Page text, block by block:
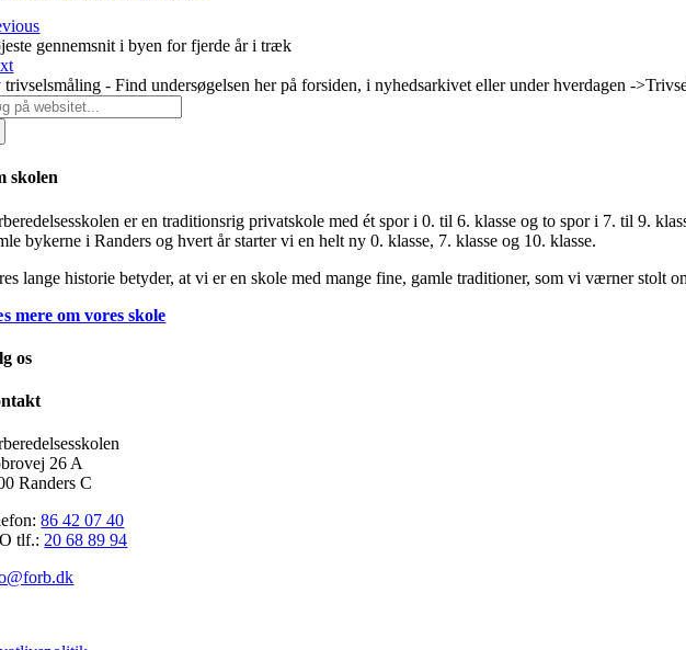
gennemsnit i byen for fjerde år i træk
- Find undersøgelsen her på forsiden, i nyhedsarkivet eller under hverdagen -
skolen
er en traditionsrig privatskole med ét spor i 0. til 6. klasse og to spor i 7. til 9.
bykerne i Randers og hvert år starter vi en helt ny 0. klasse, 7. klasse og 10. klasse.
lange historie betyder, at vi er en skole med mange fine, gamle traditioner, som vi værner
mere om vores skole
os
26 A
Randers C
86 42 07 40
tlf.: 20 68 89 94